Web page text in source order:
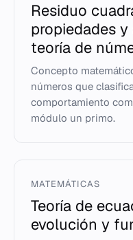
Residuo
propiedades
teoría de
Concepto
números que
comportamiento
módulo un primo.
MATEMÁTICAS
Teoría de
evolución y